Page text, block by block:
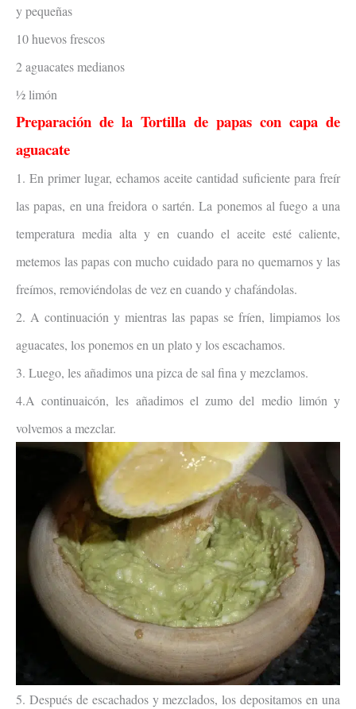
y pequeñas
10 huevos frescos
2 aguacates medianos
½ limón
Preparación de la Tortilla de papas con capa de
aguacate
1. En primer lugar, echamos aceite cantidad suficiente para freír
las papas, en una freidora o sartén. La ponemos al fuego a una
temperatura media alta y en cuando el aceite esté caliente,
metemos las papas con mucho cuidado para no quemarnos y las
freímos, removiéndolas de vez en cuando y chafándolas.
2. A continuación y mientras las papas se fríen, limpiamos los
aguacates, los ponemos en un plato y los escachamos.
3. Luego, les añadimos una pizca de sal fina y mezclamos.
4.A continuaicón, les añadimos el zumo del medio limón y
volvemos a mezclar.
5. Después de escachados y mezclados, los depositamos en una